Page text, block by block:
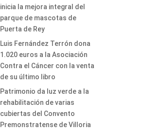
inicia la mejora integral del
parque de mascotas de
Puerta de Rey
Luis Fernández Terrón dona
1.020 euros a la Asociación
Contra el Cáncer con la venta
de su último libro
Patrimonio da luz verde a la
rehabilitación de varias
cubiertas del Convento
Premonstratense de Villoria